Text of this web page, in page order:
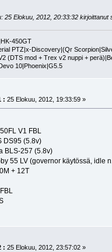
25 Elokuu, 2012, 20:33:32 kirjoittanut
450GT
PTZ|x-Discovery|(Qr
(DTS mod + Trex v2 nuppi +
10|Phoenix|G5.5
: 25 Elokuu, 2012, 19:33:59 »
V1 FBL
DS95 (5.8v)
BLS-257 (5.8v)
55 LV (governor käytössä, idle
+ 12T
: 25 Elokuu, 2012, 23:57:02 »